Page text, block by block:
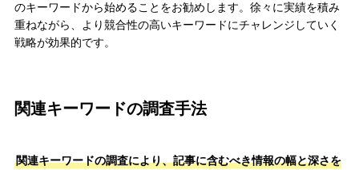
のキーワードから始めることをお勧めします。徐々に実績を積み
重ねながら、より競合性の高いキーワードにチャレンジしていく
戦略が効果的です。
関連キーワードの調査手法
関連キーワードの調査により、記事に含むべき情報の幅と深さを